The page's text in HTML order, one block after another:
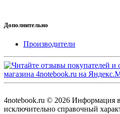
Дополнительно
Производители
4notebook.ru © 2026 Информация
исключительно справочный